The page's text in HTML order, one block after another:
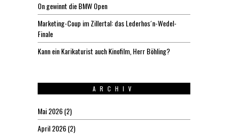
On gewinnt die BMW Open
Marketing-Coup im Zillertal: das Lederhos´n-Wedel-
Finale
Kann ein Karikaturist auch Kinofilm, Herr Böhling?
ARCHIV
Mai 2026(2)
April 2026(2)